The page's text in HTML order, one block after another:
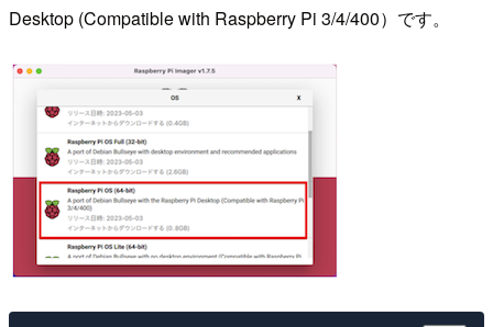
Desktop (Compatible with Raspberry Pi 3/4/400）です。